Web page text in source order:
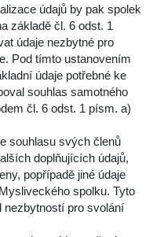
údajů by pak spolek
základě čl. 6 odst. 1
údaje nezbytné pro
Pod tímto ustanovením
údaje potřebné ke
souhlas samotného
čl. 6 odst. 1 písm. a)
souhlasu svých členů
doplňujících údajů,
popřípadě jiné údaje
spolku. Tyto
nezbytností pro svolání